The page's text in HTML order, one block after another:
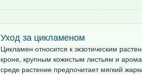
Уход за цикламеном
Цикламен относится к экзотическим
кроне, крупным кожистым листьям и
среде растение предпочитает мягкий